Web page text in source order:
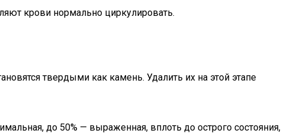
крови нормально циркулировать.
твердыми как камень. Удалить их на этой этапе
до 50% — выраженная, вплоть до острого состояния,